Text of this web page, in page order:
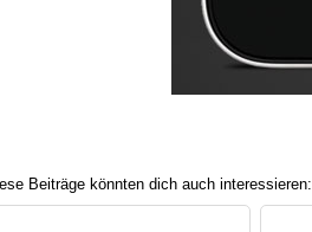
Beiträge könnten dich auch interessieren: